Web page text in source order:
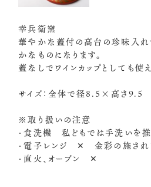
幸兵衛窯
華やかな蓋付の高台の珍味入
かなものになります。
蓋なしでワインカップとしても使え
サイズ：全体で径8.5×高さ9.5
※取り扱いの注意
・食洗機 私どもでは手洗いを推
・電子レンジ ✕ 金彩の施され
・直火、オーブン ✕